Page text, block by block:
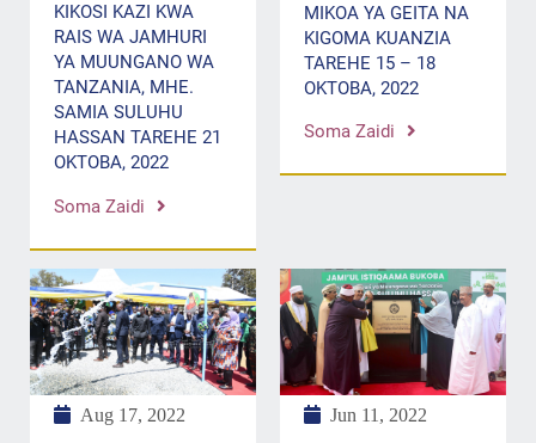
KIKOSI KAZI KWA
RAIS WA JAMHURI
YA MUUNGANO WA
TANZANIA, MHE.
SAMIA SULUHU
HASSAN TAREHE 21
OKTOBA, 2022
Soma Zaidi
MIKOA YA GEITA NA
KIGOMA KUANZIA
TAREHE 15 – 18
OKTOBA, 2022
Soma Zaidi
Aug 17, 2022 Jun 11, 2022